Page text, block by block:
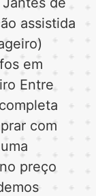
assistida
em
Entre
com
preço